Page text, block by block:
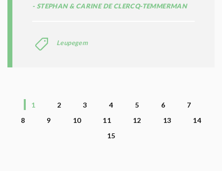
STEPHAN & CARINE DE CLERCQ-TEMMERMAN
Leupegem
1 2 3 4 5 6
7
8
9 10 11 12 13
14
15